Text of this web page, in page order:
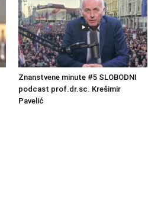
Znanstvene minute #5 SLOBODNI
podcast prof.dr.sc. Krešimir
Pavelić